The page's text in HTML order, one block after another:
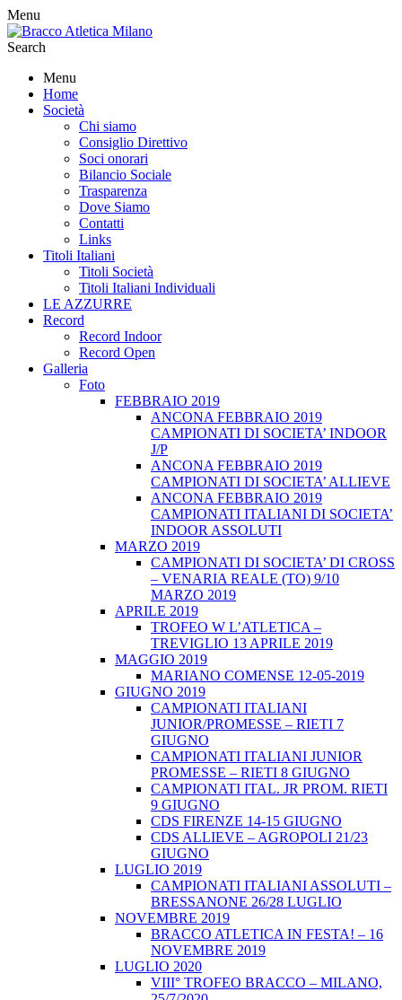
Menu
Search
Menu
Home
Società
Chi siamo
Consiglio Direttivo
Soci onorari
Bilancio Sociale
Trasparenza
Dove Siamo
Contatti
Links
Titoli Italiani
Titoli Società
Titoli Italiani Individuali
LE AZZURRE
Record
Record Indoor
Record Open
Galleria
Foto
FEBBRAIO 2019
ANCONA FEBBRAIO 2019
CAMPIONATI DI SOCIETA’ INDOOR
J/P
ANCONA FEBBRAIO 2019
CAMPIONATI DI SOCIETA’ ALLIEVE
ANCONA FEBBRAIO 2019
CAMPIONATI ITALIANI DI SOCIETA’
INDOOR ASSOLUTI
MARZO 2019
CAMPIONATI DI SOCIETA’ DI CROSS
– VENARIA REALE (TO) 9/10
MARZO 2019
APRILE 2019
TROFEO W L’ATLETICA –
TREVIGLIO 13 APRILE 2019
MAGGIO 2019
MARIANO COMENSE 12-05-2019
GIUGNO 2019
CAMPIONATI ITALIANI
JUNIOR/PROMESSE – RIETI 7
GIUGNO
CAMPIONATI ITALIANI JUNIOR
PROMESSE – RIETI 8 GIUGNO
CAMPIONATI ITAL. JR PROM. RIETI
9 GIUGNO
CDS FIRENZE 14-15 GIUGNO
CDS ALLIEVE – AGROPOLI 21/23
GIUGNO
LUGLIO 2019
CAMPIONATI ITALIANI ASSOLUTI –
BRESSANONE 26/28 LUGLIO
NOVEMBRE 2019
BRACCO ATLETICA IN FESTA! – 16
NOVEMBRE 2019
LUGLIO 2020
VIII° TROFEO BRACCO – MILANO,